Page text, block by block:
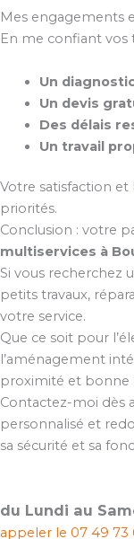
Mes engagements
En me confiant vos
Un
Un devis
Des délais
Un travail
Votre satisfaction
priorités.
Conclusion : votre
multiservices à
Si vous recherchez
petits travaux,
votre service.
Que ce soit pour
l’aménagement
proximité et bonne
Contactez-moi dès
personnalisé et
sa sécurité et sa
du Lundi au
appeler le 07 49 73